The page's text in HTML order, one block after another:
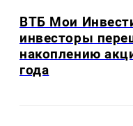
ВТБ Мои
инвесторы
накоплению
года